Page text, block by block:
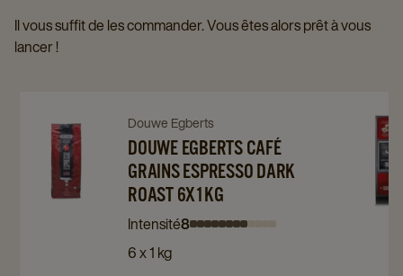
Il vous suffit de les commander. Vous êtes alors prêt à vous
lancer !
Navigate
Douwe
Egberts
Navigate
to
Douwe
Egberts
Café
Grains
Douwe Egberts
DOUWE EGBERTS CAFÉ
GRAINS ESPRESSO DARK
ROAST 6X1KG
Intensité8Intensity
Intensity
Intensity
Intensity
Intensity
Intensity
Intensity
Intensity
Intensity
Intensity
Intensity
Intensity
6 x 1 kg
Omni